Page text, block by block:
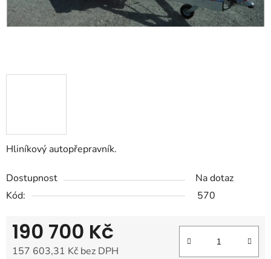
Hliníkový autopřepravník.
Dostupnost
Na dotaz
Kód:
570
190 700 Kč
157 603,31 Kč bez DPH